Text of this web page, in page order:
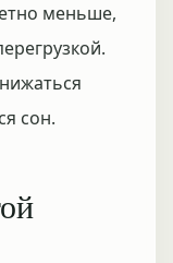
меньше,
сон.